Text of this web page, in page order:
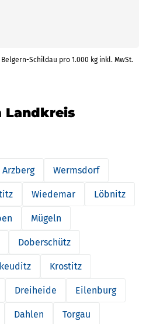
Schildau pro 1.000 kg inkl. MwSt.
Landkreis
Arzberg Wermsdorf
Wiedemar Löbnitz
Mügeln
Doberschütz
Krostitz
Dreiheide Eilenburg
Dahlen Torgau